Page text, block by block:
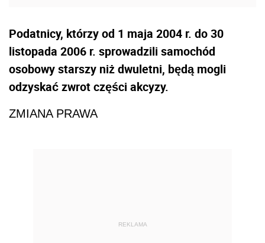
Podatnicy, którzy od 1 maja 2004 r. do 30
listopada 2006 r. sprowadzili samochód
osobowy starszy niż dwuletni, będą mogli
odzyskać zwrot części akcyzy.
ZMIANA PRAWA
REKLAMA